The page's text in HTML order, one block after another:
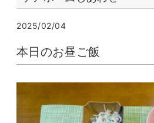
2025/02/04
本日のお昼ご飯